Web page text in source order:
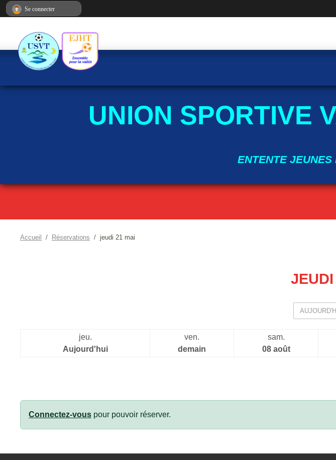
UNION SPORTIVE
ENTENTE
Accueil Réservations jeudi 21 mai
jeu.
Aujourd'hui
ven.
demain
sam.
08 août
Connectez-vous pour pouvoir réserver.
Se connecter
Panneau de gestion des cookies